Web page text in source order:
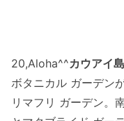
20,Aloha^^カウアイ島
ボタニカル ガーデン
リマフリ ガーデン。